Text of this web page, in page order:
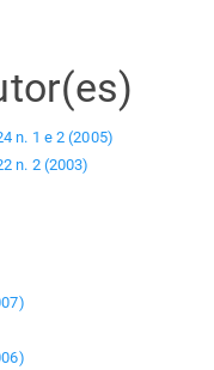
n. 1 e 2 (2005)
n. 2 (2003)